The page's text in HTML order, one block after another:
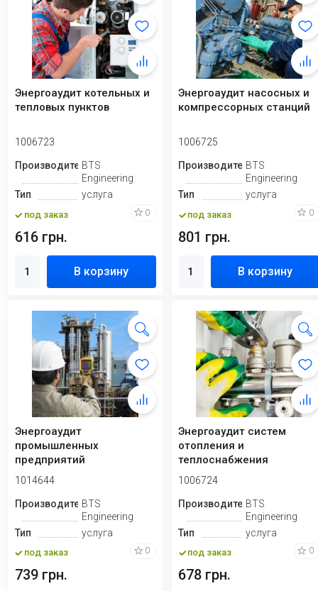
Энергоаудит котельных и
тепловых пунктов
1006723
ПроизводительBTS
Engineering
Тип
услуга
под заказ 0
616 грн.
В корзину
Энергоаудит насосных и
компрессорных станций
1006725
ПроизводительBTS
Engineering
Тип
услуга
под заказ 0
801 грн.
В корзину
Энергоаудит
промышленных
предприятий
1014644
ПроизводительBTS
Engineering
Тип
услуга
под заказ 0
739 грн.
Энергоаудит систем
отопления и
теплоснабжения
1006724
ПроизводительBTS
Engineering
Тип
услуга
под заказ 0
678 грн.